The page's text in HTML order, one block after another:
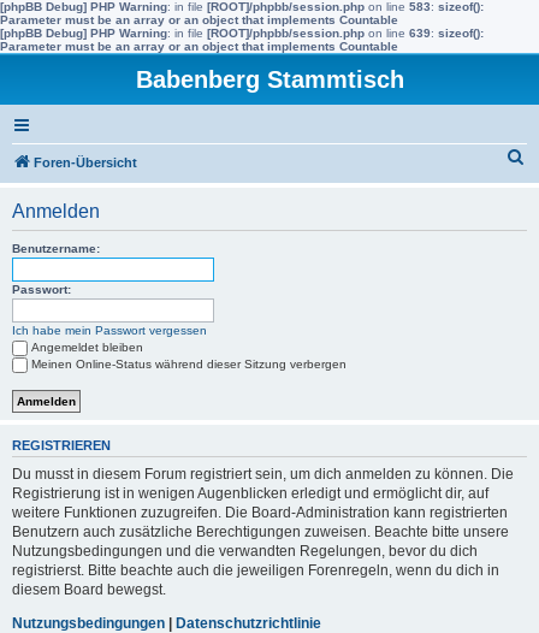
[phpBB Debug] PHP Warning: in file [ROOT]/phpbb/session.php on line 583: sizeof():
Parameter must be an array or an object that implements Countable
[phpBB Debug] PHP Warning: in file [ROOT]/phpbb/session.php on line 639: sizeof():
Parameter must be an array or an object that implements Countable
Babenberg Stammtisch
Foren-Übersicht
Anmelden
Benutzername:
Passwort:
Ich habe mein Passwort vergessen
Angemeldet bleiben
Meinen Online-Status während dieser Sitzung verbergen
REGISTRIEREN
Du musst in diesem Forum registriert sein, um dich anmelden zu können. Die
Registrierung ist in wenigen Augenblicken erledigt und ermöglicht dir, auf
weitere Funktionen zuzugreifen. Die Board-Administration kann registrierten
Benutzern auch zusätzliche Berechtigungen zuweisen. Beachte bitte unsere
Nutzungsbedingungen und die verwandten Regelungen, bevor du dich
registrierst. Bitte beachte auch die jeweiligen Forenregeln, wenn du dich in
diesem Board bewegst.
Nutzungsbedingungen | Datenschutzrichtlinie